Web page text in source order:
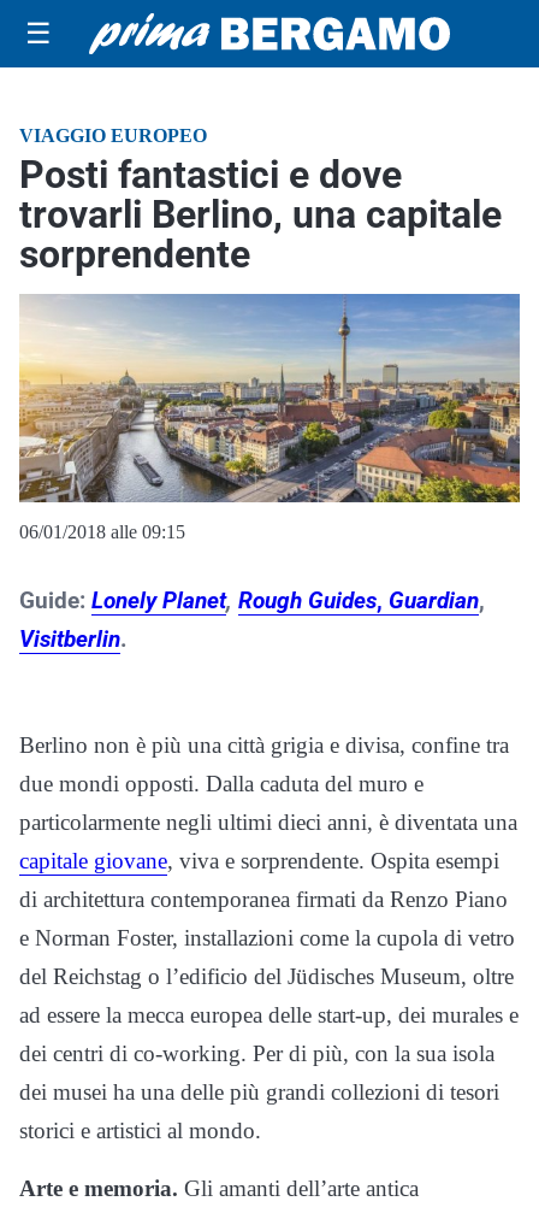
☰
VIAGGIO EUROPEO
Posti fantastici e dove
trovarli Berlino, una capitale
sorprendente
06/01/2018 alle 09:15
Guide: Lonely Planet, Rough Guides, Guardian,
Visitberlin.
Berlino non è più una città grigia e divisa, confine tra
due mondi opposti. Dalla caduta del muro e
particolarmente negli ultimi dieci anni, è diventata una
capitale giovane, viva e sorprendente. Ospita esempi
di architettura contemporanea firmati da Renzo Piano
e Norman Foster, installazioni come la cupola di vetro
del Reichstag o l’edificio del Jüdisches Museum, oltre
ad essere la mecca europea delle start-up, dei murales e
dei centri di co-working. Per di più, con la sua isola
dei musei ha una delle più grandi collezioni di tesori
storici e artistici al mondo.
Arte e memoria. Gli amanti dell’arte antica